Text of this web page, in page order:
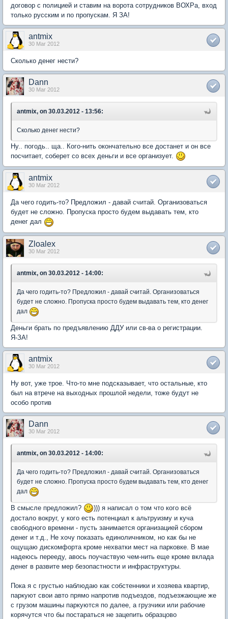
договор с полицией и ставим на ворота сотрудников ВОХРа, вход
только русским и по пропускам. Я ЗА!
antmix
30 Mar 2012
Сколько денег нести?
Dann
30 Mar 2012
antmix, on 30.03.2012 - 13:56:
Сколько денег нести?
Ну.. погодь.. ща.. Кого-нить окончательно все достанет и он все
посчитает, соберет со всех деньги и все организует.
antmix
30 Mar 2012
Да чего годить-то? Предложил - давай считай. Организоваться
будет не сложно. Пропуска просто будем выдавать тем, кто
денег дал
Zloalex
30 Mar 2012
antmix, on 30.03.2012 - 14:00:
Да чего годить-то? Предложил - давай считай. Организоваться
будет не сложно. Пропуска просто будем выдавать тем, кто денег
дал
Деньги брать по предъявлению ДДУ или св-ва о регистрации.
Я-ЗА!
antmix
30 Mar 2012
Ну вот, уже трое. Что-то мне подсказывает, что остальные, кто
был на втрече на выходных прошлой недели, тоже будут не
особо против
Dann
30 Mar 2012
antmix, on 30.03.2012 - 14:00:
Да чего годить-то? Предложил - давай считай. Организоваться
будет не сложно. Пропуска просто будем выдавать тем, кто денег
дал
В смысле предложил?
))) я написал о том что кого всё
достало вокруг, у кого есть потенциал к альтруизму и куча
свободного времени - пусть занимается организацией сбором
денег и т.д., Не хочу показать единоличником, но как бы не
ощущаю дискомфорта кроме нехватки мест на парковке. В мае
надеюсь перееду, авось поучаствую чем-нить еще кроме вклада
денег в развите мер безопастности и инфраструктуры.
Пока я с грустью наблюдаю как собстенники и хозяева квартир,
паркуют свои авто прямо напротив подъездов, подъезжающие же
с грузом машины паркуются по далее, а грузчики или рабочие
корячутся что бы постараться не зацепить образцово